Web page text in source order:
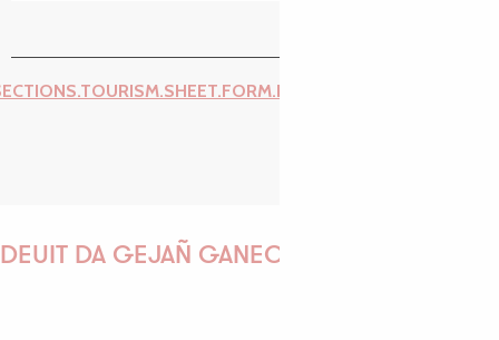
DEUIT DA GEJAÑ GANEOMP !